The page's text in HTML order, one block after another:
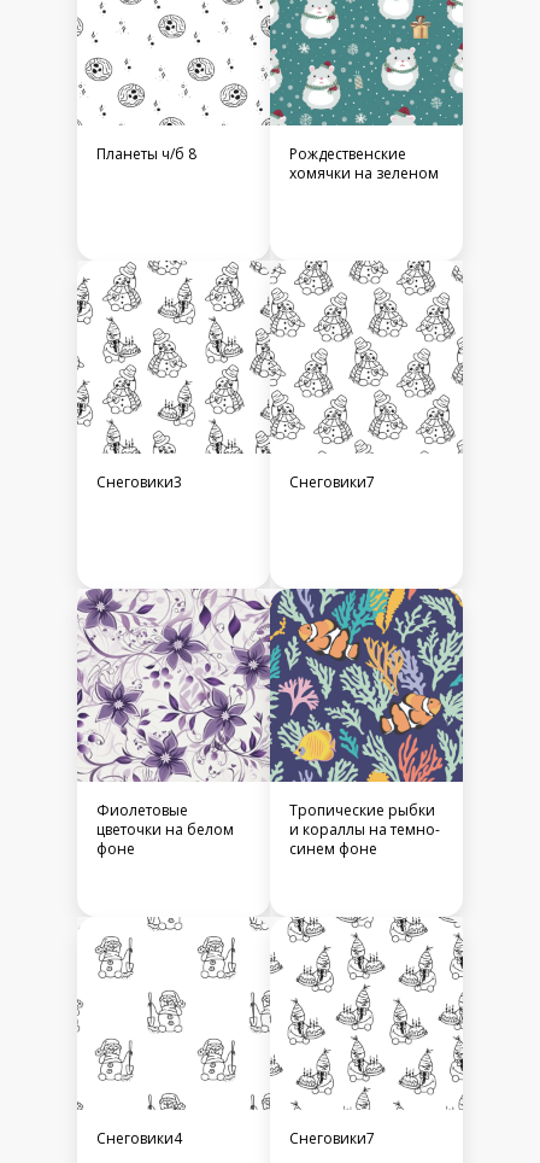
Планеты ч/б 8
Рождественские
хомячки на зеленом
Снеговики3 Снеговики7
Фиолетовые
цветочки на белом
фоне
Тропические рыбки
и кораллы на темно-
синем фоне
Снеговики4 Снеговики7